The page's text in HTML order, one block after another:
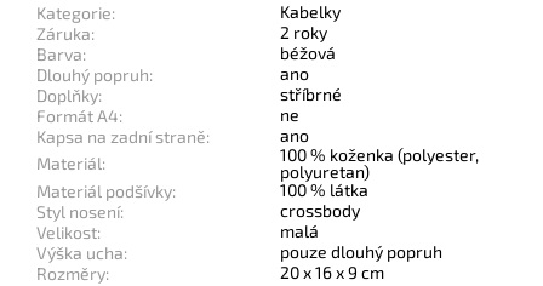
Kategorie:
Kabelky
Záruka:
2 roky
Barva:
béžová
Dlouhý popruh:
ano
Doplňky:
stříbrné
Formát A4:
ne
Kapsa na zadní straně:
ano
Materiál:
100 % koženka (polyester,
polyuretan)
Materiál podšívky:
100 % látka
Styl nosení:
crossbody
Velikost:
malá
Výška ucha:
pouze dlouhý popruh
Rozměry:
20 x 16 x 9 cm